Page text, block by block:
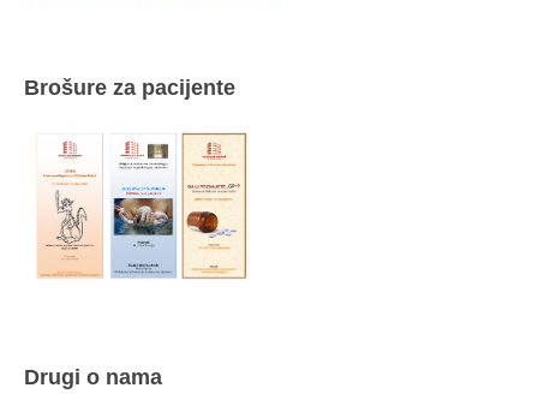
Brošure za pacijente
Drugi o nama